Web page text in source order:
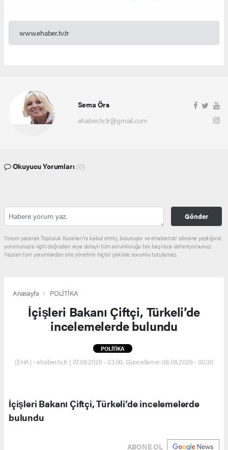
www.ehaber.tv.tr
Sema Örs
ehaber.tv.tr@gmail.com
Okuyucu Yorumları (0)
Gönder
Yorum yazarak Topluluk Kuralları’nı kabul etmiş bulunuyor ve ehaber.tv.tr sitesine yaptığınız
yorumunuzla ilgili doğrudan veya dolaylı tüm sorumluluğu tek başınıza üstleniyorsunuz.
Yazılan tüm yorumlardan site yönetimi hiçbir şekilde sorumlu tutulamaz.
Anasayfa POLİTİKA
İçişleri Bakanı Çiftçi, Türkeli’de
incelemelerde bulundu
POLİTİKA
(EHA) - ehaber.tv.tr | 07.08.2026 - 23:00, Güncelleme: 08.08.2026 - 00:30
İçişleri Bakanı Çiftçi, Türkeli’de incelemelerde
bulundu
ABONE OL